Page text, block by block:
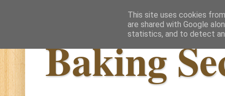
Baking
This site uses cookies
are shared with Google
statistics, and to detect